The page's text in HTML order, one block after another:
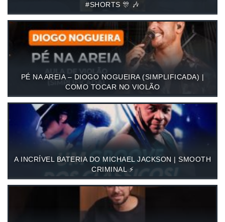
#SHORTS 🎊 🎶
PÉ NA AREIA – DIOGO NOGUEIRA (SIMPLIFICADA) |
COMO TOCAR NO VIOLÃO
A INCRÍVEL BATERIA DO MICHAEL JACKSON | SMOOTH
CRIMINAL ⚡️